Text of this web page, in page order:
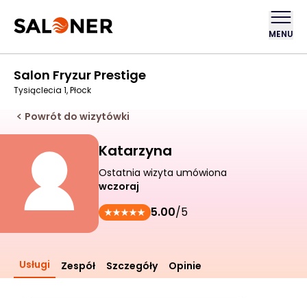
MENU
Salon Fryzur Prestige
Tysiąclecia 1, Płock
Powrót do wizytówki
Katarzyna
Ostatnia wizyta umówiona
wczoraj
5.00/5
Usługi Zespół Szczegóły Opinie